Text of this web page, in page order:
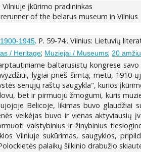
įkūrimo pradininkas
of the belarus museum in Vilnius
1945. P. 59-74.. Vilnius: Lietuvių
/ Heritage; Muziejai / Museums; 20
baltarusistų kongrese
lygiai prieš šimtą, metu,
senųjų raštų saugykla", kurios
bet ir pirmuoju žmogumi, kuris
Belicoje, likimas buvo
veikėjas buvo ir vienas
valstybinius ir žinybinius
Vilniuje sukūrimas, saugyklos,
palaikų šilkinio drabužio